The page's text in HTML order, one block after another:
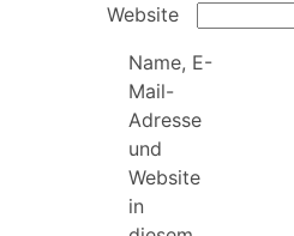
Website
Name, E-
Mail-
Adresse
und
Website
in